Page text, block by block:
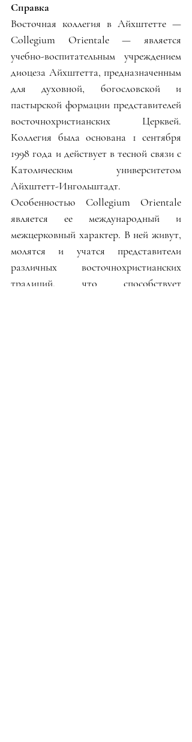
Справка
Восточная коллегия в Айхштетте —
Collegium Orientale — является
учебно-воспитательным учреждением
диоцеза Айхштетта, предназначенным
для духовной, богословской и
пастырской формации представителей
восточнохристианских Церквей.
Коллегия была основана 1 сентября
1998 года и действует в тесной связи с
Католическим университетом
Айхштетт-Ингольштадт.
Особенностью Collegium Orientale
является ее международный и
межцерковный характер. В ней живут,
молятся и учатся представители
различных восточнохристианских
традиций, что способствует